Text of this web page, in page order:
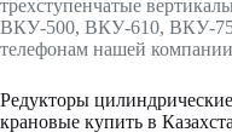
трехступенчатые
ВКУ-500, ВКУ-610, ВКУ-
телефонам нашей
Редукторы
крановые купить в